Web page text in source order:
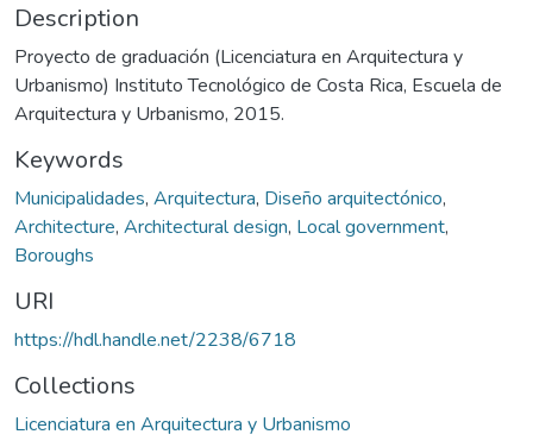
Description
Proyecto de graduación (Licenciatura en Arquitectura y
Urbanismo) Instituto Tecnológico de Costa Rica, Escuela de
Arquitectura y Urbanismo, 2015.
Keywords
Municipalidades, Arquitectura, Diseño arquitectónico,
Architecture, Architectural design, Local government,
Boroughs
URI
https://hdl.handle.net/2238/6718
Collections
Licenciatura en Arquitectura y Urbanismo